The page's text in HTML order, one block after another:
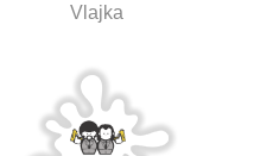
Vlajka